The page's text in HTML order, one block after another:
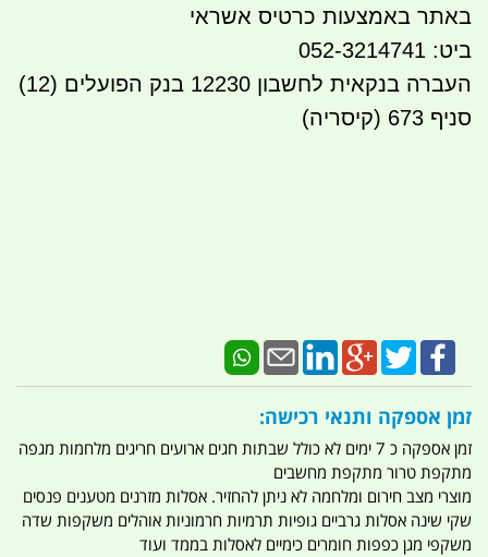
באתר באמצעות כרטיס אשראי
ביט: 052-3214741
העברה בנקאית לחשבון 12230 בנק הפועלים (12)
סניף 673 (קיסריה)
זמן אספקה ותנאי רכישה:
זמן אספקה כ 7 ימים לא כולל שבתות חגים ארועים חריגים מלחמות מגפה
מתקפת טרור מתקפת מחשבים
מוצרי מצב חירום ומלחמה לא ניתן להחזיר. אסלות מזרנים מטענים פנסים
שקי שינה אסלות גרביים גופיות תרמיות חרמוניות אוהלים משקפות שדה
משקפי מגן כפפות חומרים כימיים לאסלות בממד ועוד